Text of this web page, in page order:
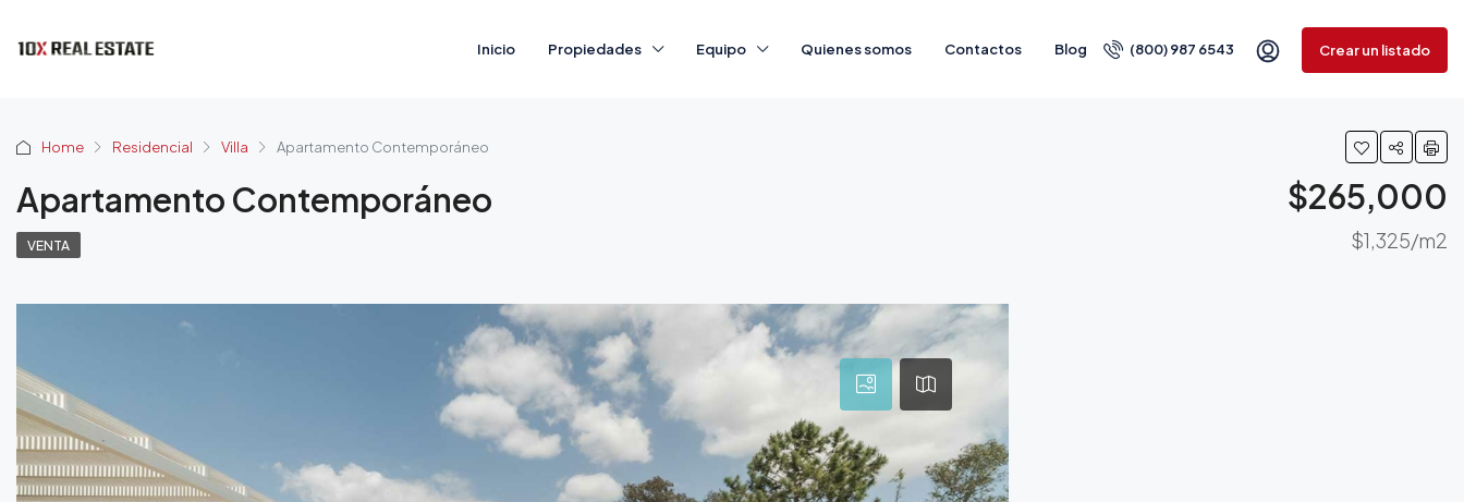
Inicio Propiedades Equipo Quienes somos Contactos Blog (800) 987 6543 Crear un listado
Home Residencial Villa Apartamento Contemporáneo
Apartamento Contemporáneo $265,000
$1,325/m2
VENTA